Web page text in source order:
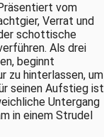
vom
Verrat und
schottische
Als drei
beginnt
zu hinterlassen, um
seinen Aufstieg ist
Untergang
in einem Strudel